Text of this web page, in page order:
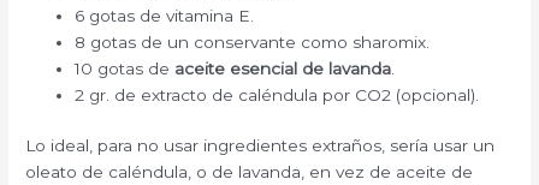
6 gotas de vitamina E.
8 gotas de un conservante como sharomix.
10 gotas de aceite esencial de lavanda
2 gr. de extracto de caléndula por CO2 (opcional).
Lo ideal, para no usar ingredientes extraños, sería usar un
oleato de caléndula, o de lavanda, en vez de aceite de